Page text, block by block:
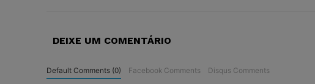
DEIXE UM COMENTÁRIO
Default Comments (0) Facebook Comments Disqus Comments